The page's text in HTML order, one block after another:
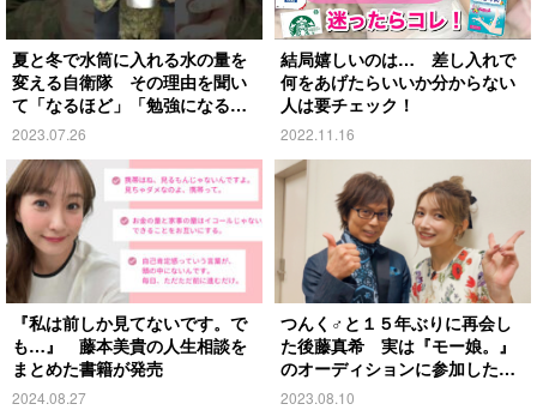
夏と冬で水筒に入れる水の量を
変える自衛隊 その理由を聞い
て「なるほど」「勉強になる」
の声
2023.07.26
結局嬉しいのは… 差し入れで
何をあげたらいいか分からない
人は要チェック！
2022.11.16
『私は前しか見てないです。で
も…』 藤本美貴の人生相談を
まとめた書籍が発売
2024.08.27
つんく♂と１５年ぶりに再会し
た後藤真希 実は『モー娘。』
のオーディションに参加したの
は偶然で…
2023.08.10